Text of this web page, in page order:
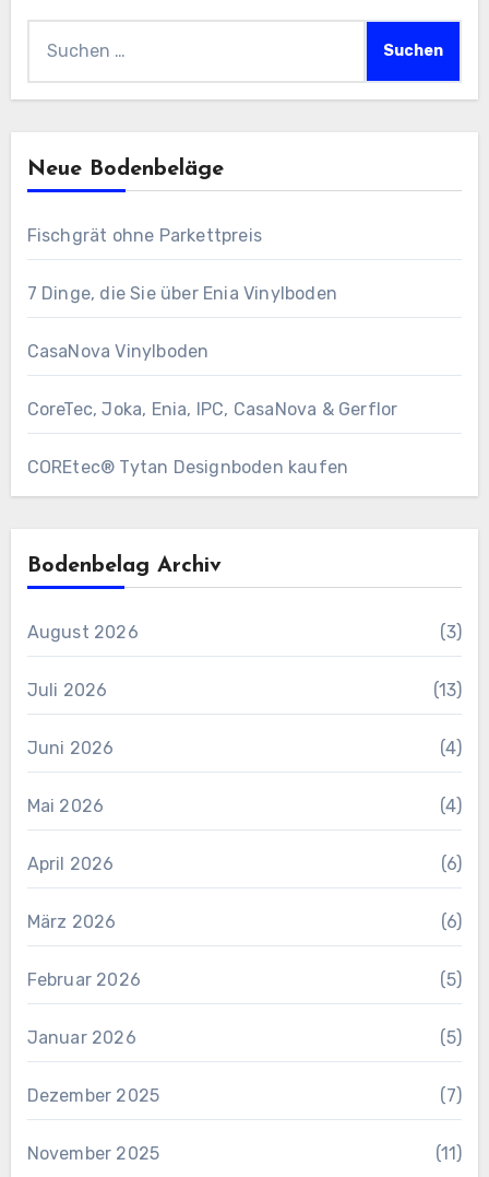
Neue Bodenbeläge
Fischgrät ohne Parkettpreis
7 Dinge, die Sie über Enia Vinylboden
CasaNova Vinylboden
CoreTec, Joka, Enia, IPC, CasaNova & Gerflor
COREtec® Tytan Designboden kaufen
Bodenbelag Archiv
August 2026 (3)
Juli 2026 (13)
Juni 2026 (4)
Mai 2026 (4)
April 2026 (6)
März 2026 (6)
Februar 2026 (5)
Januar 2026 (5)
Dezember 2025 (7)
November 2025 (11)